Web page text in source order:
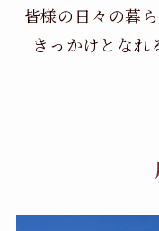
皆様の日々の暮
きっかけとなれ